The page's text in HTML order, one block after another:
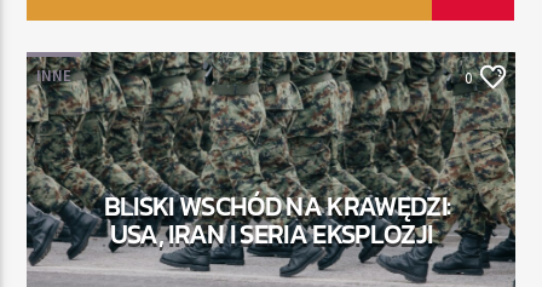
TYTUŁ
ARTYSTA
TERAZ
RADIO STREFA MUZY
00:00 21:00
INNE 0
BLISKI WSCHÓD NA KRAWĘDZI:
USA, IRAN I SERIA EKSPLOZJI